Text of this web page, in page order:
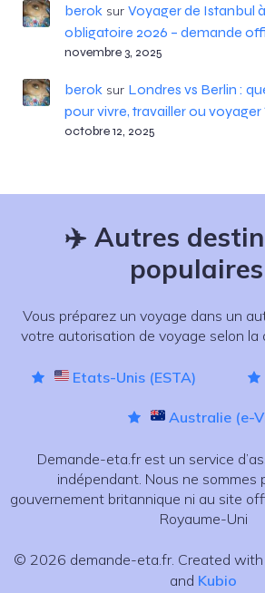
beroksur Voyager de Istanbul
obligatoire 2026 – demande
novembre 3, 2025
beroksur Londres vs Berlin :
pour vivre, travailler ou voyager
octobre 12, 2025
✈️ Autres
Vous préparez un voyage dans un
votre autorisation de voyage selon la
Etats-Unis (ESTA)
Australie (e-
Demande-eta.fr est un service
indépendant. Nous ne sommes
gouvernement britannique ni au site
Royaume-Uni
© 2026 demande-eta.fr. Created
and Kubio